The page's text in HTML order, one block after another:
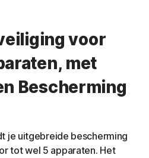
voor
met
Bescherming
je uitgebreide bescherming
tot wel 5 apparaten. Het